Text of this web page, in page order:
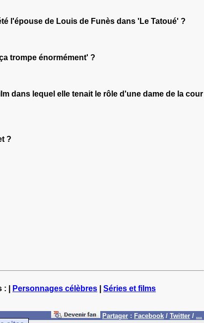
l'épouse de Louis de Funès dans 'Le Tatoué' ?
trompe énormément' ?
dans lequel elle tenait le rôle d'une dame de la cour
?
: | Personnages célèbres
Séries et films
Partager : Facebook / Twitter / ...